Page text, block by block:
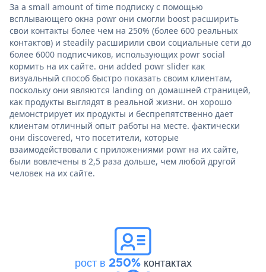
За a small amount of time подписку с помощью
всплывающего окна powr они смогли boost расширить
свои контакты более чем на 250% (более 600 реальных
контактов) и steadily расширили свои социальные сети до
более 6000 подписчиков, использующих powr social
кормить на их сайте. они added powr slider как
визуальный способ быстро показать своим клиентам,
поскольку они являются landing on домашней страницей,
как продукты выглядят в реальной жизни. он хорошо
демонстрирует их продукты и беспрепятственно дает
клиентам отличный опыт работы на месте. фактически
они discovered, что посетители, которые
взаимодействовали с приложениями powr на их сайте,
были вовлечены в 2,5 раза дольше, чем любой другой
человек на их сайте.
рост в 250%контактах